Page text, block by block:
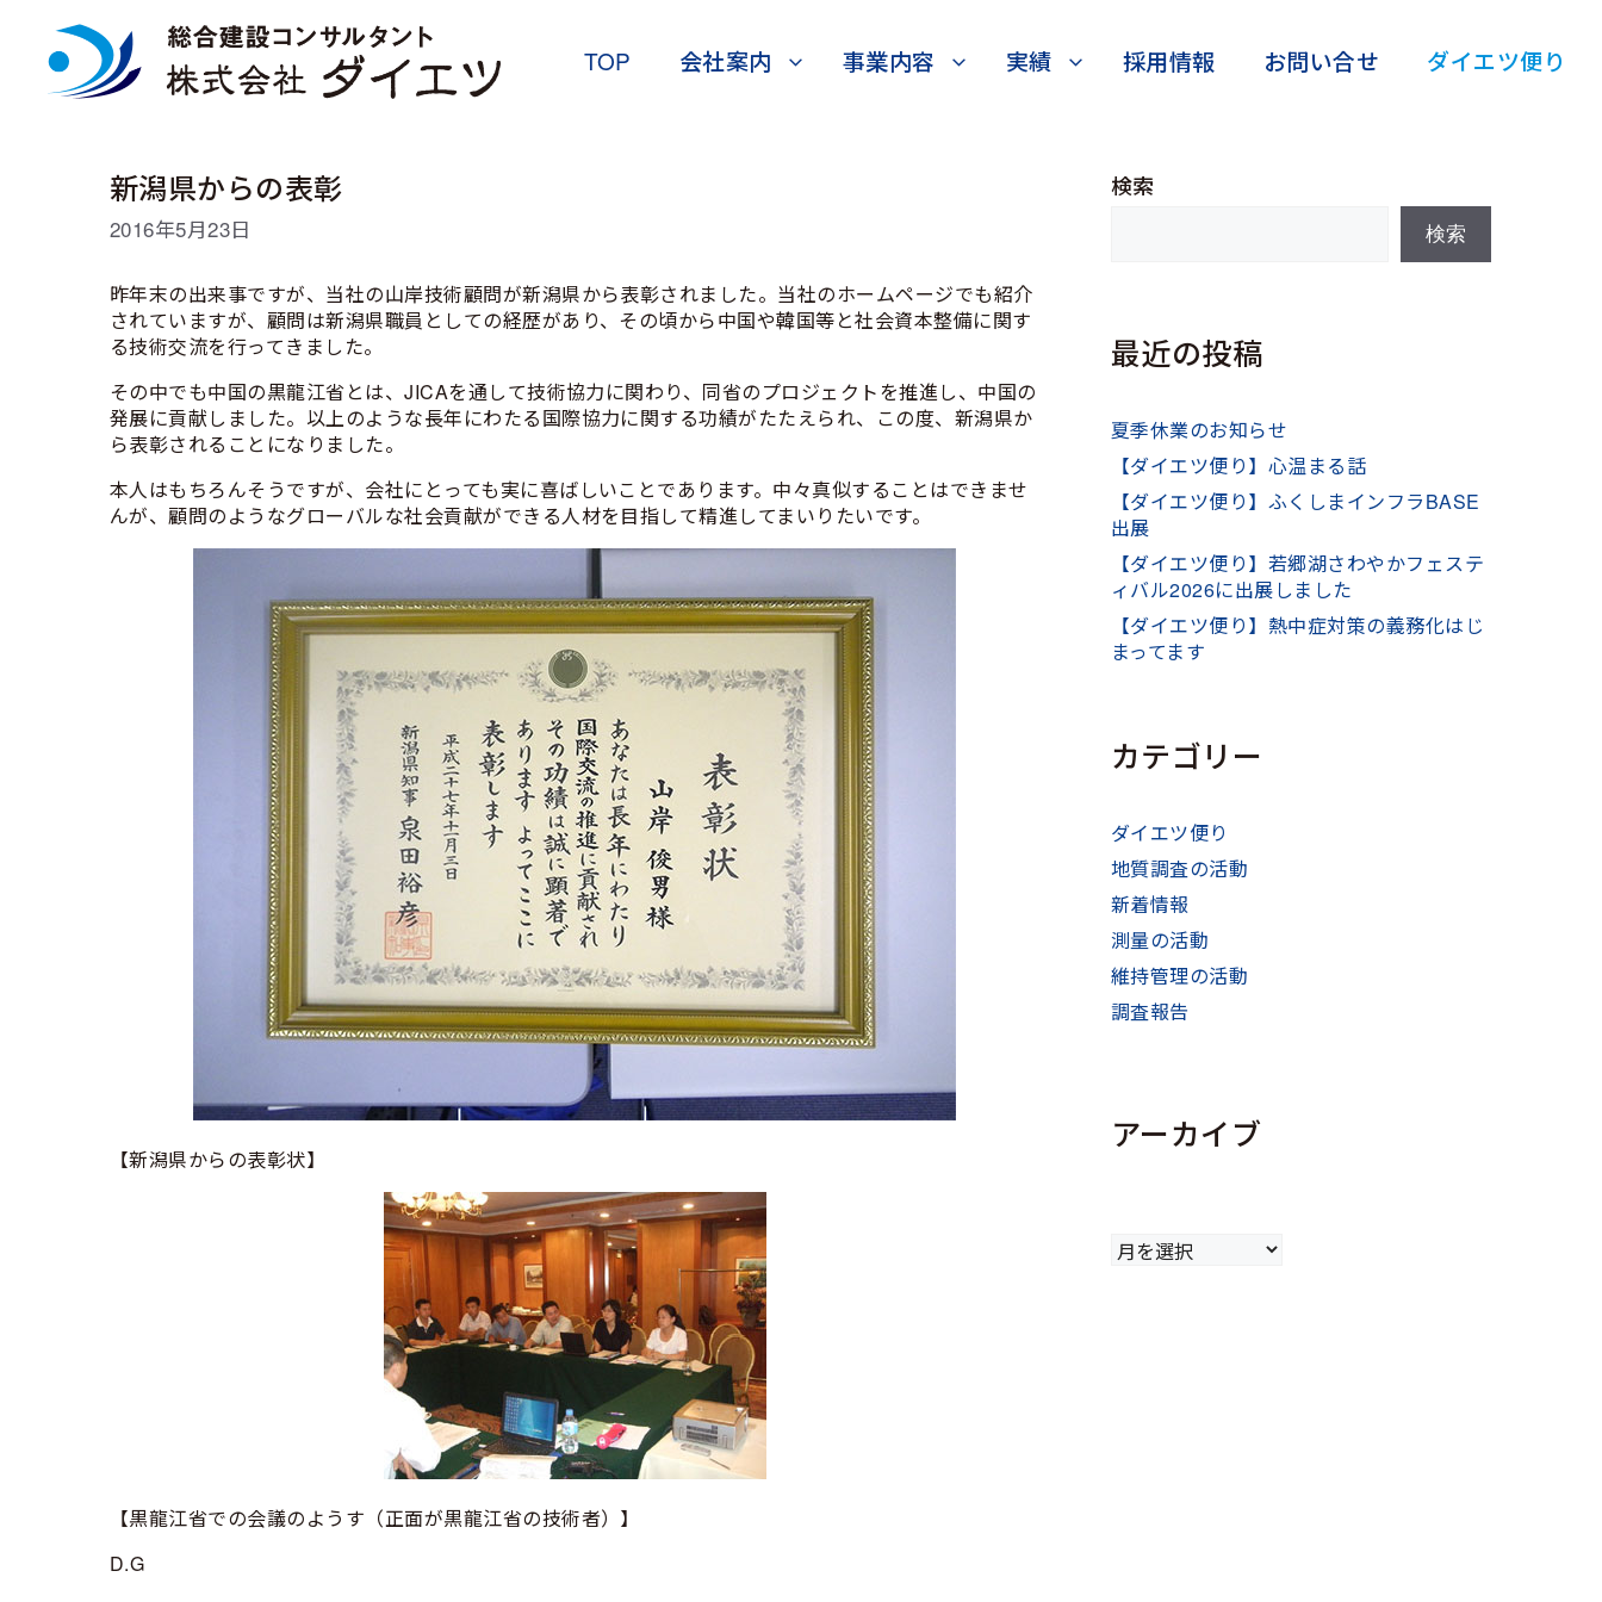
TOP 会社案内 事業内容 実績 採用情報 お問い合せ ダイエツ便り
新潟県からの表彰
2016年5月23日
昨年末の出来事ですが、当社の山岸技術顧問が新潟県から表彰されました。当社のホームページでも紹介
されていますが、顧問は新潟県職員としての経歴があり、その頃から中国や韓国等と社会資本整備に関す
る技術交流を行ってきました。
その中でも中国の黒龍江省とは、JICAを通して技術協力に関わり、同省のプロジェクトを推進し、中国の
発展に貢献しました。以上のような長年にわたる国際協力に関する功績がたたえられ、この度、新潟県か
ら表彰されることになりました。
本人はもちろんそうですが、会社にとっても実に喜ばしいことであります。中々真似することはできませ
んが、顧問のようなグローバルな社会貢献ができる人材を目指して精進してまいりたいです。
【新潟県からの表彰状】
【黒龍江省での会議のようす（正面が黒龍江省の技術者）】
D.G
検索
検索
最近の投稿
夏季休業のお知らせ
【ダイエツ便り】心温まる話
【ダイエツ便り】ふくしまインフラBASE
出展
【ダイエツ便り】若郷湖さわやかフェステ
ィバル2026に出展しました
【ダイエツ便り】熱中症対策の義務化はじ
まってます
カテゴリー
ダイエツ便り
地質調査の活動
新着情報
測量の活動
維持管理の活動
調査報告
アーカイブ
ア